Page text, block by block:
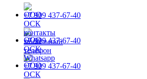
+7 909 437-67-40
+7 909 437-67-40
+7 909 437-67-40